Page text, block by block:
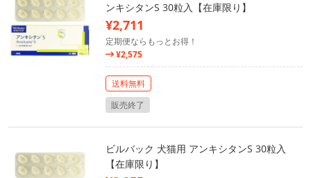
ンキシタンS 30粒入【在庫限り】
¥2,711
定期便ならもっとお得！
¥2,575
送料無料
販売終了
ビルバック 犬猫用 アンキシタンS 30粒入
【在庫限り】